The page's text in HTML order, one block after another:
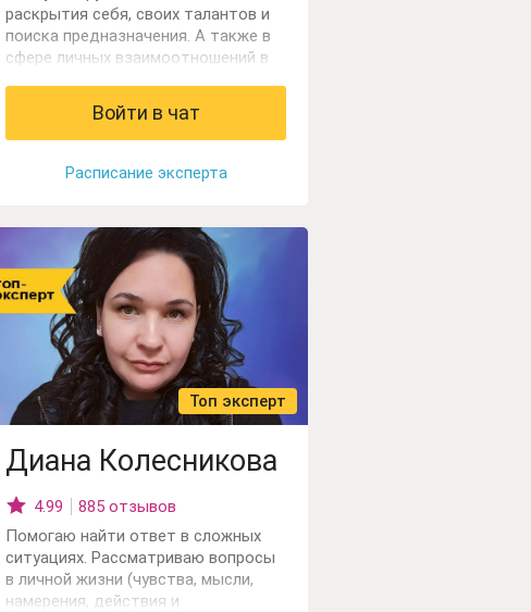
раскрытия себя, своих талантов и
поиска предназначения. А также в
сфере личных взаимоотношений в
ясновидение, карты Таро и
психологию личности.
Войти в чат
Расписание эксперта
Топ эксперт
Диана Колесникова
4.99
885 отзывов
Помогаю найти ответ в сложных
ситуациях. Рассматриваю вопросы
в личной жизни (чувства, мысли,
намерения, действия и